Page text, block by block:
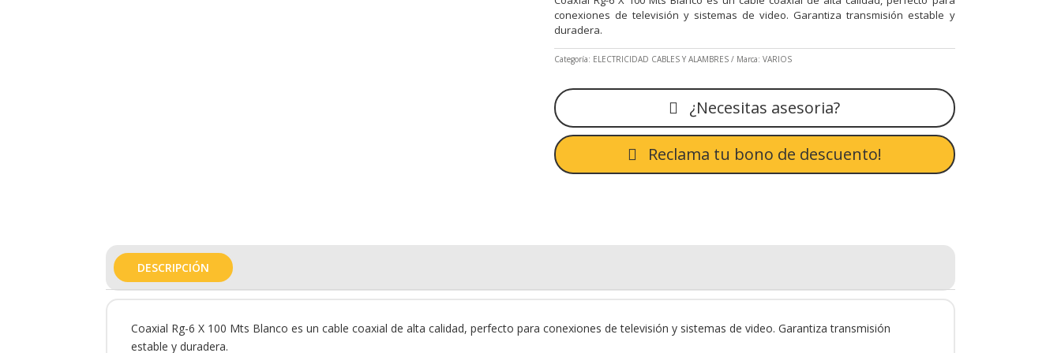
conexiones de televisión y sistemas de video. Garantiza transmisión estable y
duradera.
Categoría: ELECTRICIDAD CABLES Y ALAMBRES Marca: VARIOS
¿Necesitas asesoria?
Reclama tu bono de descuento!
DESCRIPCIÓN
Coaxial Rg-6 X 100 Mts Blanco es un cable coaxial de alta calidad, perfecto para conexiones de televisión y sistemas de video. Garantiza transmisión
estable y duradera.